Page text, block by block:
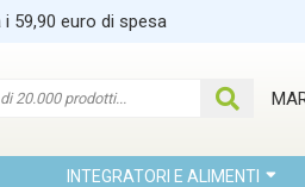
59,90 euro di spesa
INTEGRATORI E ALIMENTI